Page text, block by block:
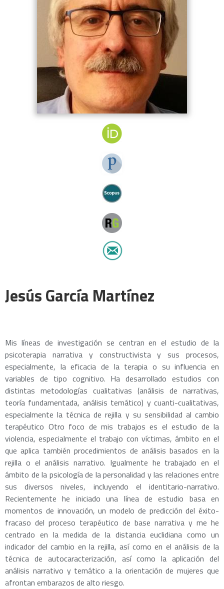
Jesús García Martínez
Mis líneas de investigación se centran en el estudio de la
psicoterapia narrativa y constructivista y sus procesos,
especialmente, la eficacia de la terapia o su influencia en
variables de tipo cognitivo. Ha desarrollado estudios con
distintas metodologías cualitativas (análisis de narrativas,
teoría fundamentada, análisis temático) y cuanti-cualitativas,
especialmente la técnica de rejilla y su sensibilidad al cambio
terapéutico Otro foco de mis trabajos es el estudio de la
violencia, especialmente el trabajo con víctimas, ámbito en el
que aplica también procedimientos de análisis basados en la
rejilla o el análisis narrativo. Igualmente he trabajado en el
ámbito de la psicología de la personalidad y las relaciones entre
sus diversos niveles, incluyendo el identitario-narrativo.
Recientemente he iniciado una línea de estudio basa en
momentos de innovación, un modelo de predicción del éxito-
fracaso del proceso terapéutico de base narrativa y me he
centrado en la medida de la distancia euclidiana como un
indicador del cambio en la rejilla, así como en el análisis de la
técnica de autocaracterización, así como la aplicación del
análisis narrativo y temático a la orientación de mujeres que
afrontan embarazos de alto riesgo.